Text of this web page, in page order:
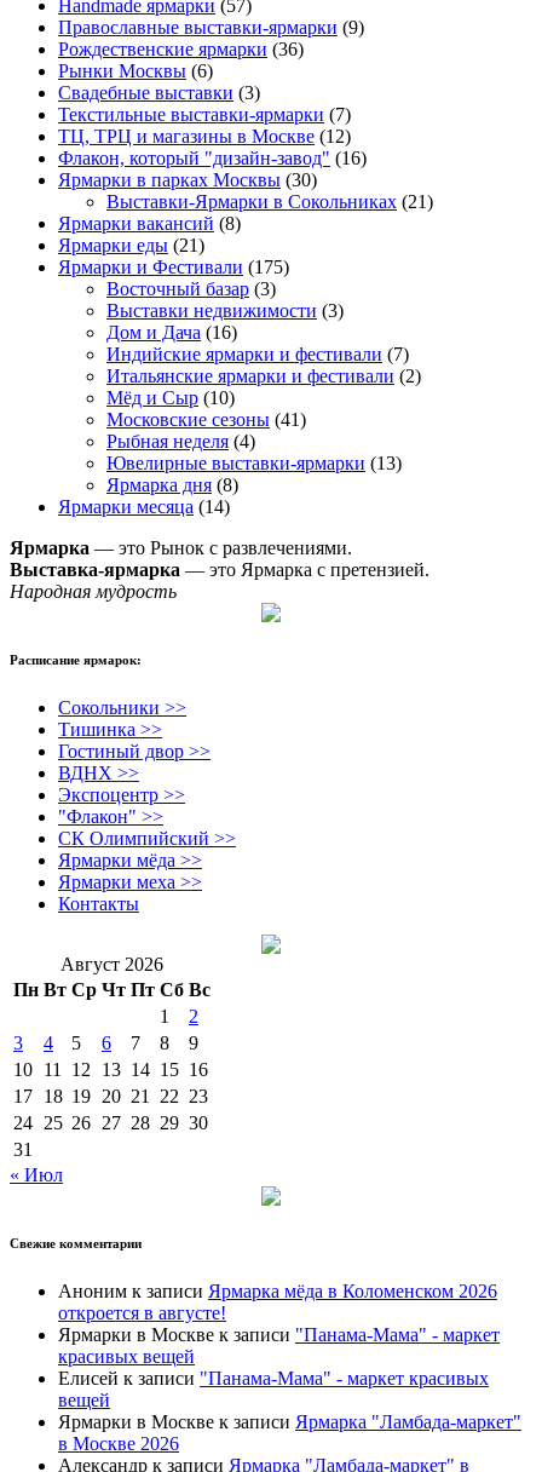
Нandmade ярмарки (57)
Православные выставки-ярмарки (9)
Рождественские ярмарки (36)
Рынки Москвы (6)
Свадебные выставки (3)
Текстильные выставки-ярмарки (7)
ТЦ, ТРЦ и магазины в Москве (12)
Флакон, который "дизайн-завод" (16)
Ярмарки в парках Москвы (30)
Выставки-Ярмарки в Сокольниках (21)
Ярмарки вакансий (8)
Ярмарки еды (21)
Ярмарки и Фестивали (175)
Восточный базар (3)
Выставки недвижимости (3)
Дом и Дача (16)
Индийские ярмарки и фестивали (7)
Итальянские ярмарки и фестивали (2)
Мёд и Сыр (10)
Московские сезоны (41)
Рыбная неделя (4)
Ювелирные выставки-ярмарки (13)
Ярмарка дня (8)
Ярмарки месяца (14)
Ярмарка — это Рынок с развлечениями.
Выставка-ярмарка — это Ярмарка с претензией.
Народная мудрость
Расписание ярмарок:
Сокольники >>
Тишинка >>
Гостиный двор >>
ВДНХ >>
Экспоцентр >>
"Флакон" >>
СК Олимпийский >>
Ярмарки мёда >>
Ярмарки меха >>
Контакты
Август 2026
Пн Вт Ср Чт Пт Сб Вс
1
2
3
4 5 6 7 8
9
10 11 12 13 14 15 16
17 18 19 20 21 22 23
24 25 26 27 28 29 30
31
« Июл
Свежие комментарии
Аноним к записи Ярмарка мёда в Коломенском 2026
откроется в августе!
Ярмарки в Москве к записи "Панама-Мама" - маркет
красивых вещей
Елисей к записи "Панама-Мама" - маркет красивых
вещей
Ярмарки в Москве к записи Ярмарка "Ламбада-маркет"
в Москве 2026
Александр к записи Ярмарка "Ламбада-маркет" в